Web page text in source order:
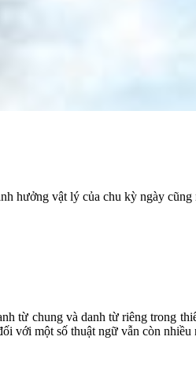
hưởng vật lý của chu kỳ ngày
từ chung và danh từ riêng trong
với một số thuật ngữ vẫn còn